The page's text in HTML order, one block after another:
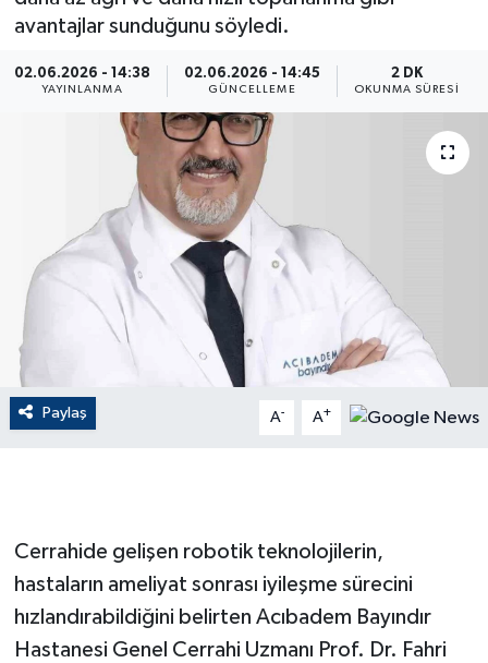
avantajlar sunduğunu söyledi.
02.06.2026 - 14:38
YAYINLANMA
02.06.2026 - 14:45
GÜNCELLEME
2 DK
OKUNMA SÜRESI
Paylaş A- A+
Cerrahide gelişen robotik teknolojilerin,
hastaların ameliyat sonrası iyileşme sürecini
hızlandırabildiğini belirten Acıbadem Bayındır
Hastanesi Genel Cerrahi Uzmanı Prof. Dr. Fahri
Dış Haberler
Dünya
EĞİTİM
EKONOMİ
English News
Finans
Flaş Haber
Gayrimenkul
Güvenlik
HABERDE İNSAN